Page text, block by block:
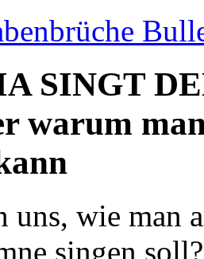
SINGT
warum
uns, wie man
singen